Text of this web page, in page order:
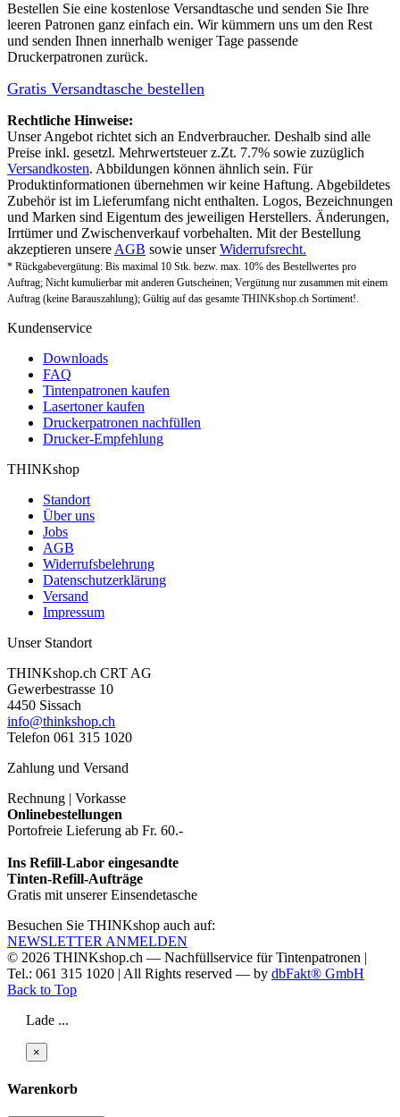
Bestellen Sie eine kostenlose Versandtasche und senden Sie Ihre
leeren Patronen ganz einfach ein. Wir kümmern uns um den Rest
und senden Ihnen innerhalb weniger Tage passende
Druckerpatronen zurück.
Gratis Versandtasche bestellen
Rechtliche Hinweise:
Unser Angebot richtet sich an Endverbraucher. Deshalb sind alle
Preise inkl. gesetzl. Mehrwertsteuer z.Zt. 7.7% sowie zuzüglich
Versandkosten. Abbildungen können ähnlich sein. Für
Produktinformationen übernehmen wir keine Haftung. Abgebildetes
Zubehör ist im Lieferumfang nicht enthalten. Logos, Bezeichnungen
und Marken sind Eigentum des jeweiligen Herstellers. Änderungen,
Irrtümer und Zwischenverkauf vorbehalten. Mit der Bestellung
akzeptieren unsere AGB sowie unserWiderrufsrecht.
* Rückgabevergütung: Bis maximal 10 Stk. bezw. max. 10% des Bestellwertes pro
Auftrag; Nicht kumulierbar mit anderen Gutscheinen; Vergütung nur zusammen mit einem
Auftrag (keine Barauszahlung); Gültig auf das gesamte THINKshop.ch Sortiment!.
Kundenservice
Downloads
FAQ
Tintenpatronen kaufen
Lasertoner kaufen
Druckerpatronen nachfüllen
Drucker-Empfehlung
THINKshop
Standort
Über uns
Jobs
AGB
Widerrufsbelehrung
Datenschutzerklärung
Versand
Impressum
Unser Standort
THINKshop.ch CRT AG
Gewerbestrasse 10
4450 Sissach
info@thinkshop.ch
Telefon 061 315 1020
Zahlung und Versand
Rechnung | Vorkasse
Onlinebestellungen
Portofreie Lieferung ab Fr. 60.-
Ins Refill-Labor eingesandte
Tinten-Refill-Aufträge
Gratis mit unserer Einsendetasche
Besuchen Sie THINKshop auch auf:
NEWSLETTER ANMELDEN
© 2026 THINKshop.ch — Nachfüllservice fürTintenpatronen |
Tel.: 061 315 1020 | All Rights reserved — by dbFakt® GmbH
Back to Top
Lade ...
×
Warenkorb